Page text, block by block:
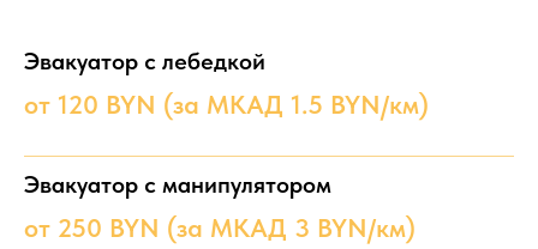
Эвакуатор с лебедкой
от 120 BYN (за МКАД 1.5 BYN/км)
Эвакуатор с манипулятором
от 250 BYN (за МКАД 3 BYN/км)